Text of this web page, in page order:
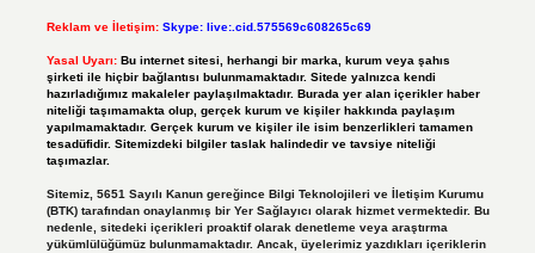
Reklam ve İletişim: Skype: live:.cid.575569c608265c69
Yasal Uyarı: Bu internet sitesi, herhangi bir marka, kurum veya şahıs
şirketi ile hiçbir bağlantısı bulunmamaktadır. Sitede yalnızca kendi
hazırladığımız makaleler paylaşılmaktadır. Burada yer alan içerikler haber
niteliği taşımamakta olup, gerçek kurum ve kişiler hakkında paylaşım
yapılmamaktadır. Gerçek kurum ve kişiler ile isim benzerlikleri tamamen
tesadüfidir. Sitemizdeki bilgiler taslak halindedir ve tavsiye niteliği
taşımazlar.
Sitemiz, 5651 Sayılı Kanun gereğince Bilgi Teknolojileri ve İletişim Kurumu
(BTK) tarafından onaylanmış bir Yer Sağlayıcı olarak hizmet vermektedir. Bu
nedenle, sitedeki içerikleri proaktif olarak denetleme veya araştırma
yükümlülüğümüz bulunmamaktadır. Ancak, üyelerimiz yazdıkları içeriklerin